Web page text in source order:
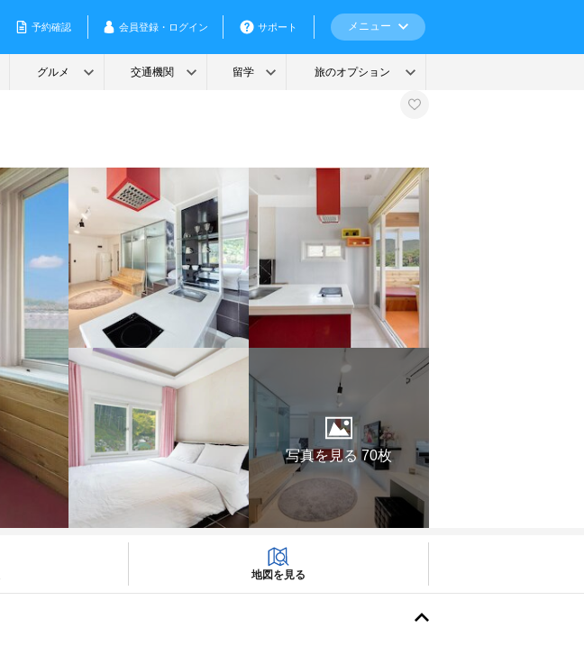
写真を見る 70枚
地図を見る